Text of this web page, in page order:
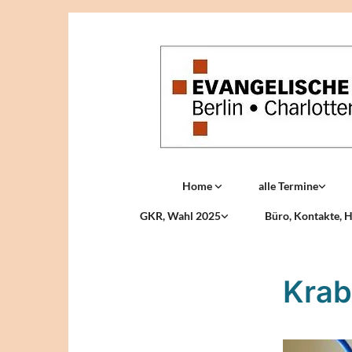
Home alle Termine
GKR, Wahl 2025 Büro, Kontakte,